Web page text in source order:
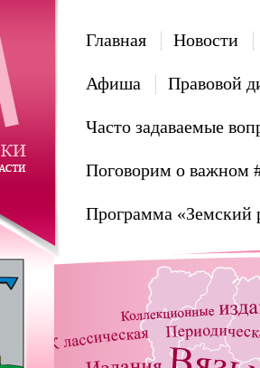
Главная Новости
Афиша Правовой
Часто задаваемые
Поговорим о важном
Программа «Земский